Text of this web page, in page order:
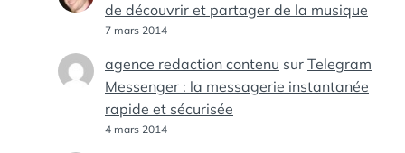
de découvrir et partager de la musique
7 mars 2014
agence redaction contenu sur Telegram
Messenger : la messagerie instantanée
rapide et sécurisée
4 mars 2014